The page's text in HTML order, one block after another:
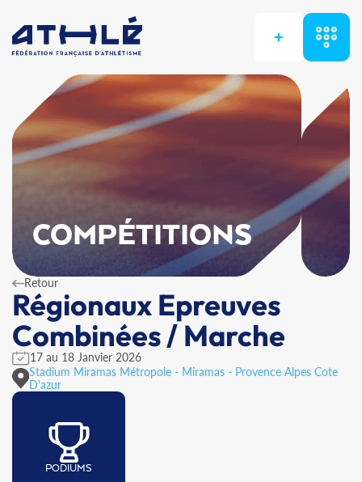
+
COMPÉTITIONS
Retour
Régionaux Epreuves
Combinées / Marche
17 au 18 Janvier 2026
Stadium Miramas Métropole - Miramas - Provence Alpes Cote
D'azur
PODIUMS